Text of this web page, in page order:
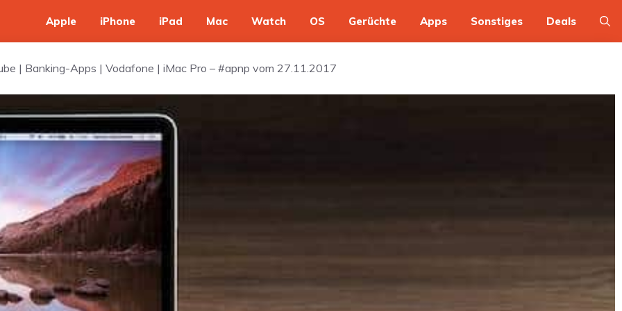
Apple iPhone iPad Mac Watch OS Gerüchte Apps Sonstiges Deals
| Banking-Apps | Vodafone | iMac Pro – #apnp vom 27.11.2017